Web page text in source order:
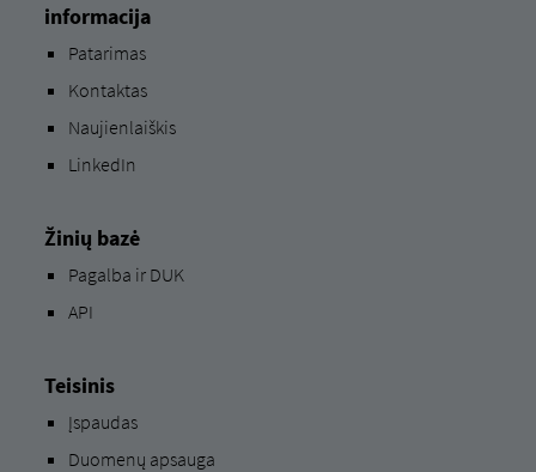
informacija
Patarimas
Kontaktas
Naujienlaiškis
LinkedIn
Žinių bazė
Pagalba ir DUK
API
Teisinis
Įspaudas
Duomenų apsauga